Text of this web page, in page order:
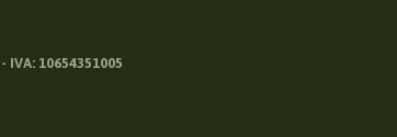
IVA: 10654351005